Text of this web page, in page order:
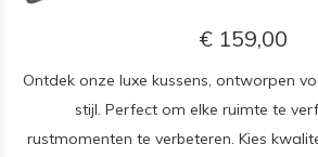
€ 159,00
Ontdek onze luxe kussens, ontworpen
stijl. Perfect om elke ruimte te
rustmomenten te verbeteren. Kies